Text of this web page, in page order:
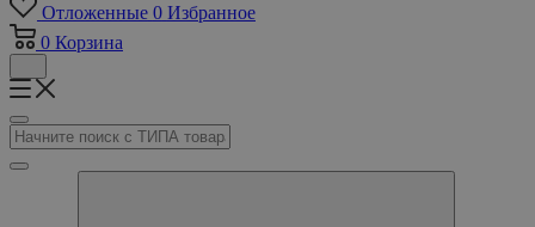
Отложенные 0 Избранное
0 Корзина